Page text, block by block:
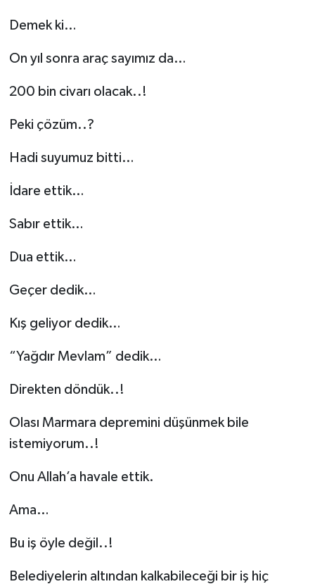
Demek ki…
On yıl sonra araç sayımız da…
200 bin civarı olacak..!
Peki çözüm..?
Hadi suyumuz bitti…
İdare ettik…
Sabır ettik…
Dua ettik…
Geçer dedik…
Kış geliyor dedik…
“Yağdır Mevlam” dedik…
Direkten döndük..!
Olası Marmara depremini düşünmek bile
istemiyorum..!
Onu Allah’a havale ettik.
Ama…
Bu iş öyle değil..!
Belediyelerin altından kalkabileceği bir iş hiç